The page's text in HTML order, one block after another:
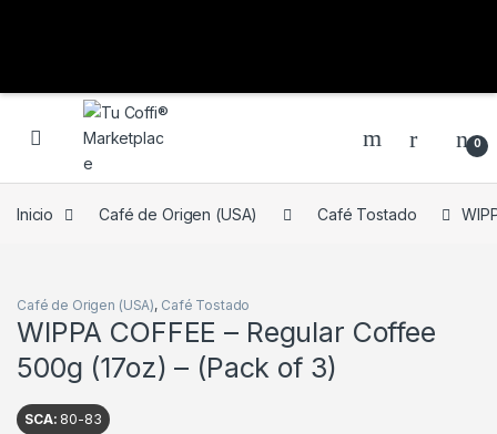
0
Inicio Café de Origen (USA) Café Tostado
Café de Origen (USA), Café Tostado
WIPPA COFFEE – Regular Coffee
500g (17oz) – (Pack of 3)
SCA: 80-83